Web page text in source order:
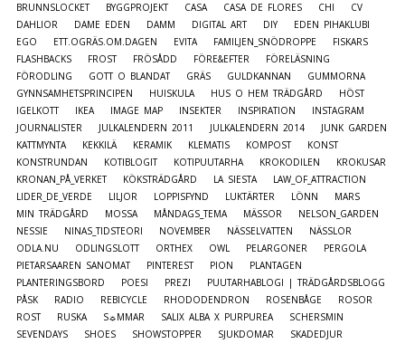
BRUNNSLOCKET
BYGGPROJEKT CASA CASA DE FLORES CHI
CV
DAHLIOR
DAME EDEN DAMM DIGITAL ART DIY
EDEN PIHAKLUBI
EGO
ETT.OGRÄS.OM.DAGEN EVITA FAMILJEN_SNÖDROPPE
FISKARS
FLASHBACKS
FROST FRÖSÅDD FÖRE&EFTER
FÖRELÄSNING
FÖRODLING
GOTT O BLANDAT GRÄS GULDKANNAN
GUMMORNA
GYNNSAMHETSPRINCIPEN
HUISKULA HUS O HEM TRÄDGÅRD
HÖST
IGELKOTT
IKEA IMAGE MAP INSEKTER INSPIRATION
INSTAGRAM
JOURNALISTER
JULKALENDERN 2011 JULKALENDERN 2014
JUNK GARDEN
KATTMYNTA
KEKKILÄ KERAMIK KLEMATIS KOMPOST
KONST
KONSTRUNDAN
KOTIBLOGIT KOTIPUUTARHA KROKODILEN
KROKUSAR
KRONAN_PÅ_VERKET
KÖKSTRÄDGÅRD LA SIESTA
LAW_OF_ATTRACTION
LIDER_DE_VERDE
LILJOR LOPPISFYND LUKTÄRTER LÖNN
MARS
MIN TRÄDGÅRD
MOSSA MÅNDAGS_TEMA MÄSSOR
NELSON_GARDEN
NESSIE
NINAS_TIDSTEORI NOVEMBER NÄSSELVATTEN
NÄSSLOR
ODLA.NU
ODLINGSLOTT ORTHEX OWL PELARGONER
PERGOLA
PIETARSAAREN SANOMAT
PINTEREST PION
PLANTAGEN
PLANTERINGSBORD
POESI PREZI
PUUTARHABLOGI | TRÄDGÅRDSBLOGG
PÅSK
RADIO REBICYCLE RHODODENDRON ROSENBÅGE
ROSOR
ROST
RUSKA S☼MMAR SALIX ALBA X PURPUREA
SCHERSMIN
SEVENDAYS
SHOES SHOWSTOPPER SJUKDOMAR
SKADEDJUR